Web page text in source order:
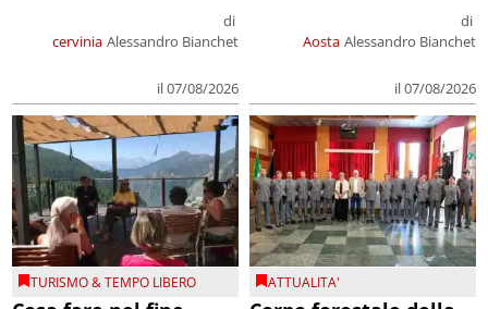
cervinia
di
Alessandro Bianchet
il 07/08/2026
Aosta
di
Alessandro Bianchet
il 07/08/2026
TURISMO & TEMPO LIBERO ATTUALITA'